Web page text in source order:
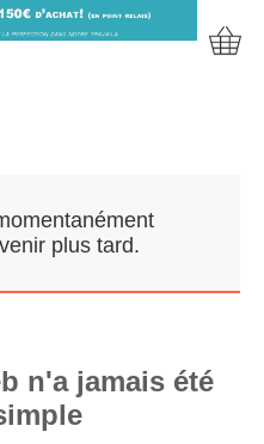
RDV
plus tard.
n'a jamais été